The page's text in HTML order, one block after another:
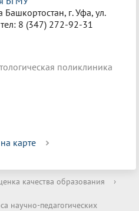
г. Уфа, ул.
8 (347) 272-92-31
поликлиника
карте
качества образования
›
научно-педагогических